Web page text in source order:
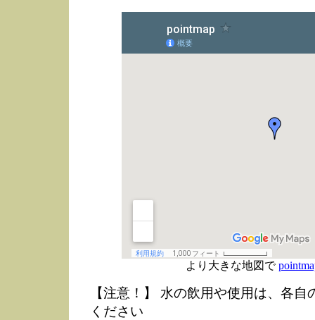
より大きな地図で
【注意！】 水の飲用や使用は、各
ください